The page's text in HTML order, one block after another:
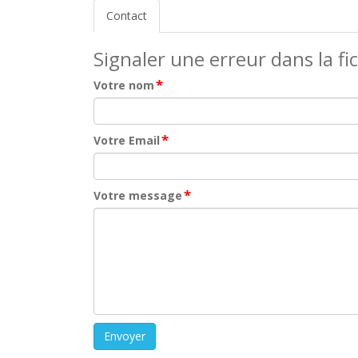
Contact
Signaler une erreur dans la
Votre nom*
Votre Email*
Votre message*